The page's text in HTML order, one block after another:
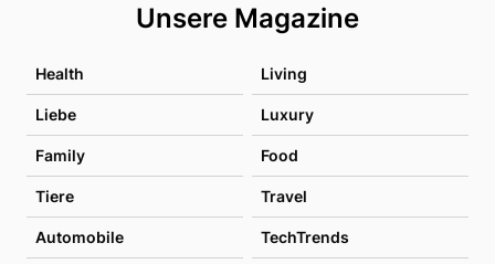
Unsere Magazine
Health Living
Liebe Luxury
Family Food
Tiere Travel
Automobile TechTrends